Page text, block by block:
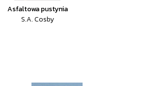
Asfaltowa pustynia
S.A. Cosby